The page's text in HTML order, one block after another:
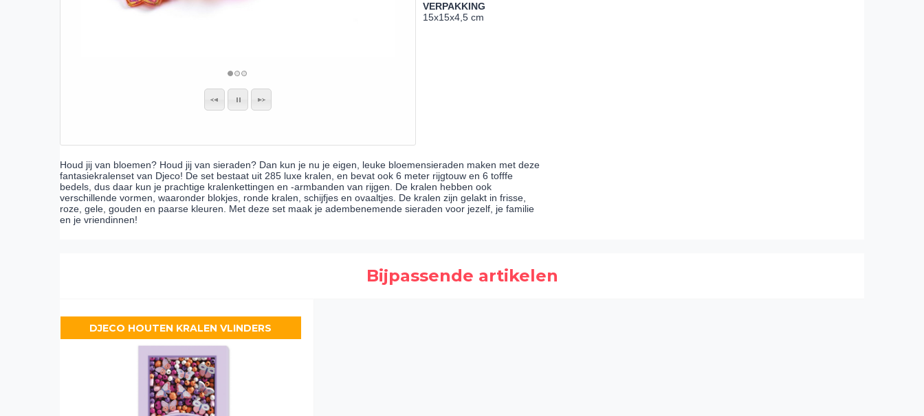
VERPAKKING
15x15x4,5 cm
Houd jij van bloemen? Houd jij van sieraden? Dan kun je nu je eigen, leuke bloemensieraden maken met deze
fantasiekralenset van Djeco! De set bestaat uit 285 luxe kralen, en bevat ook 6 meter rijgtouw en 6 tofffe
bedels, dus daar kun je prachtige kralenkettingen en -armbanden van rijgen. De kralen hebben ook
verschillende vormen, waaronder blokjes, ronde kralen, schijfjes en ovaaltjes. De kralen zijn gelakt in frisse,
roze, gele, gouden en paarse kleuren. Met deze set maak je adembenemende sieraden voor jezelf, je familie
en je vriendinnen!
Bijpassende artikelen
DJECO HOUTEN KRALEN VLINDERS